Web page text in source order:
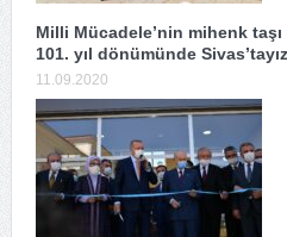
Milli Mücadele’nin mihenk
101. yıl dönümünde
11.09.2020